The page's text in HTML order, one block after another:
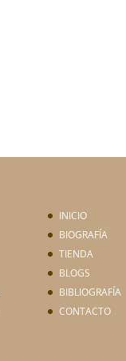
INICIO
BIOGRAFÍA
TIENDA
BLOGS
BIBLIOGRAFÍA
CONTACTO